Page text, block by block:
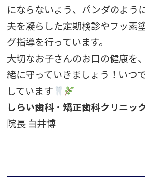
にならないよう、パンダのよう
夫を凝らした定期検診やフッ素
グ指導を行っています。
大切なお子さんのお口の健康を
緒に守っていきましょう！いつ
しています
しらい歯科・矯正歯科クリニッ
院長 白井博